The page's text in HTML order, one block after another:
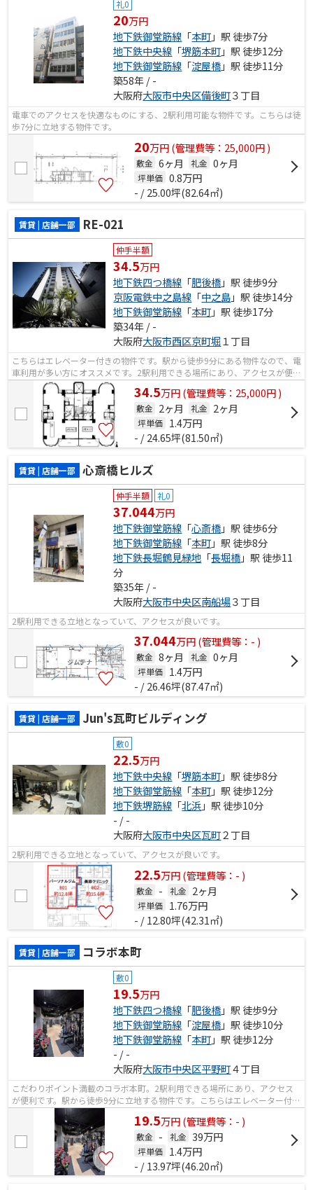
礼0
20万円
地下鉄御堂筋線 「本町」駅 徒歩7分
地下鉄中央線 「堺筋本町」駅 徒歩12分
地下鉄御堂筋線 「淀屋橋」駅 徒歩11分
築58年 / -
大阪府大阪市中央区備後町３丁目
電車でのアクセスを快適なものにする、2駅利用可能な物件です。こちらは徒
歩7分に立地する物件です。
20万円(管理費等：25,000円 )
敷金 6ヶ月 礼金 0ヶ月
坪単価 0.8万円
- / 25.00坪(82.64㎡)
賃貸 | 店舗一部 RE-021
仲手半額
34.5万円
地下鉄四つ橋線 「肥後橋」駅 徒歩9分
京阪電鉄中之島線 「中之島」駅 徒歩14分
地下鉄御堂筋線 「本町」駅 徒歩17分
築34年 / -
大阪府大阪市西区京町堀１丁目
こちらはエレベーター付きの物件です。駅から徒歩9分にある物件なので、電
車利用が多い方にオススメです。2駅利用できる場所にあり、アクセスが便利
です。
34.5万円(管理費等：25,000円 )
敷金 2ヶ月 礼金 2ヶ月
坪単価 1.4万円
- / 24.65坪(81.50㎡)
賃貸 | 店舗一部 心斎橋ヒルズ
仲手半額 礼0
37.044万円
地下鉄御堂筋線 「心斎橋」駅 徒歩6分
地下鉄御堂筋線 「本町」駅 徒歩8分
地下鉄長堀鶴見緑地 「長堀橋」駅 徒歩11
分
築35年 / -
大阪府大阪市中央区南船場３丁目
2駅利用できる立地となっていて、アクセスが良いです。
37.044万円(管理費等：- )
敷金 8ヶ月 礼金 0ヶ月
坪単価 1.4万円
- / 26.46坪(87.47㎡)
賃貸 | 店舗一部 Jun's瓦町ビルディング
敷0
22.5万円
地下鉄中央線 「堺筋本町」駅 徒歩8分
地下鉄御堂筋線 「本町」駅 徒歩12分
地下鉄堺筋線 「北浜」駅 徒歩10分
- / -
大阪府大阪市中央区瓦町２丁目
2駅利用できる立地となっていて、アクセスが良いです。
22.5万円(管理費等：- )
敷金 - 礼金 2ヶ月
坪単価 1.76万円
- / 12.80坪(42.31㎡)
賃貸 | 店舗一部 コラボ本町
敷0
19.5万円
地下鉄四つ橋線 「肥後橋」駅 徒歩9分
地下鉄御堂筋線 「淀屋橋」駅 徒歩10分
地下鉄御堂筋線 「本町」駅 徒歩12分
- / -
大阪府大阪市中央区平野町４丁目
こだわりポイント満載のコラボ本町。2駅利用できる場所にあり、アクセス
が便利です。駅から徒歩9分に立地する物件です。こちらはエレベーター付き
物件です。
19.5万円(管理費等：- )
敷金 - 礼金 39万円
坪単価 1.4万円
- / 13.97坪(46.20㎡)